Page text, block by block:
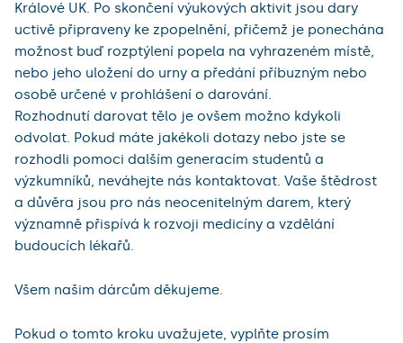
Králové UK. Po skončení výukových aktivit jsou dary
uctivě připraveny ke zpopelnění, přičemž je ponechána
možnost buď rozptýlení popela na vyhrazeném místě,
nebo jeho uložení do urny a předání příbuzným nebo
osobě určené v prohlášení o darování.
Rozhodnutí darovat tělo je ovšem možno kdykoli
odvolat. Pokud máte jakékoli dotazy nebo jste se
rozhodli pomoci dalším generacím studentů a
výzkumníků, neváhejte nás kontaktovat. Vaše štědrost
a důvěra jsou pro nás neocenitelným darem, který
významně přispívá k rozvoji medicíny a vzdělání
budoucích lékařů.
Všem našim dárcům děkujeme.
Pokud o tomto kroku uvažujete, vyplňte prosím